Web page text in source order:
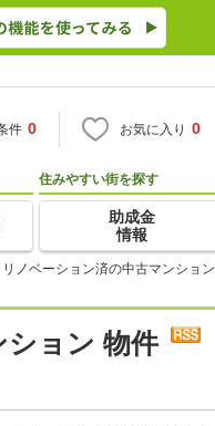
件 0 お気に入り 0
住みやすい街を探す
助成金
情報
ノベーション済の中古マンション
ション 物件